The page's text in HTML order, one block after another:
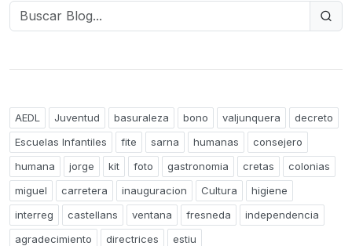
AEDL Juventud basuraleza bono valjunquera
decreto
Escuelas Infantiles
fite sarna humanas
consejero
humana
jorge kit foto gastronomia cretas
colonias
miguel
carretera inauguracion Cultura
higiene
interreg
castellans ventana fresneda
independencia
agradecimiento
directrices
estiu